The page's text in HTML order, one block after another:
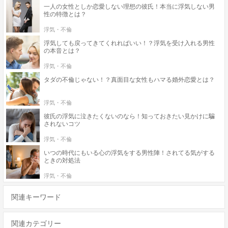
一人の女性としか恋愛しない理想の彼氏！本当に浮気しない男
性の特徴とは？
浮気・不倫
浮気しても戻ってきてくれればいい！？浮気を受け入れる男性
の本音とは？
浮気・不倫
タダの不倫じゃない！？真面目な女性もハマる婚外恋愛とは？
浮気・不倫
彼氏の浮気に泣きたくないのなら！知っておきたい見かけに騙
されないコツ
浮気・不倫
いつの時代にもいる心の浮気をする男性陣！されてる気がする
ときの対処法
浮気・不倫
関連キーワード
関連カテゴリー